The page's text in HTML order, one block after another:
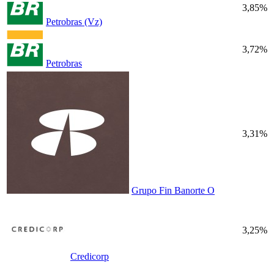
Petrobras (Vz)
3,85%
Petrobras
3,72%
Grupo Fin Banorte O
3,31%
Credicorp
3,25%